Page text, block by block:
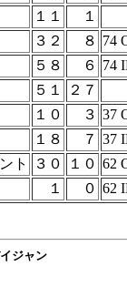
１１
１
３２ ８ 74
５８ ６
74
５１
２７
１０ ３ 37
１８ ７ 37
ト ３０ １０ 62
１ ０ 62
ジャン